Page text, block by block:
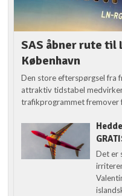
SAS åbner rute til
København
Den store efterspørgsel fra
attraktiv tidstabel
trafikprogrammet fremover
Det er